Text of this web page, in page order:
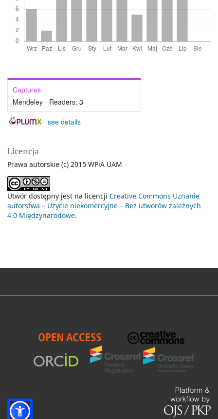
Captures
Mendeley - Readers: 3
- see details
Licencja
Prawa autorskie (c) 2015 WPiA UAM
Utwór dostępny jest na licencji Creative Commons Uznanie
autorstwa – Użycie niekomercyjne – Bez utworów zależnych
4.0 Międzynarodowe.